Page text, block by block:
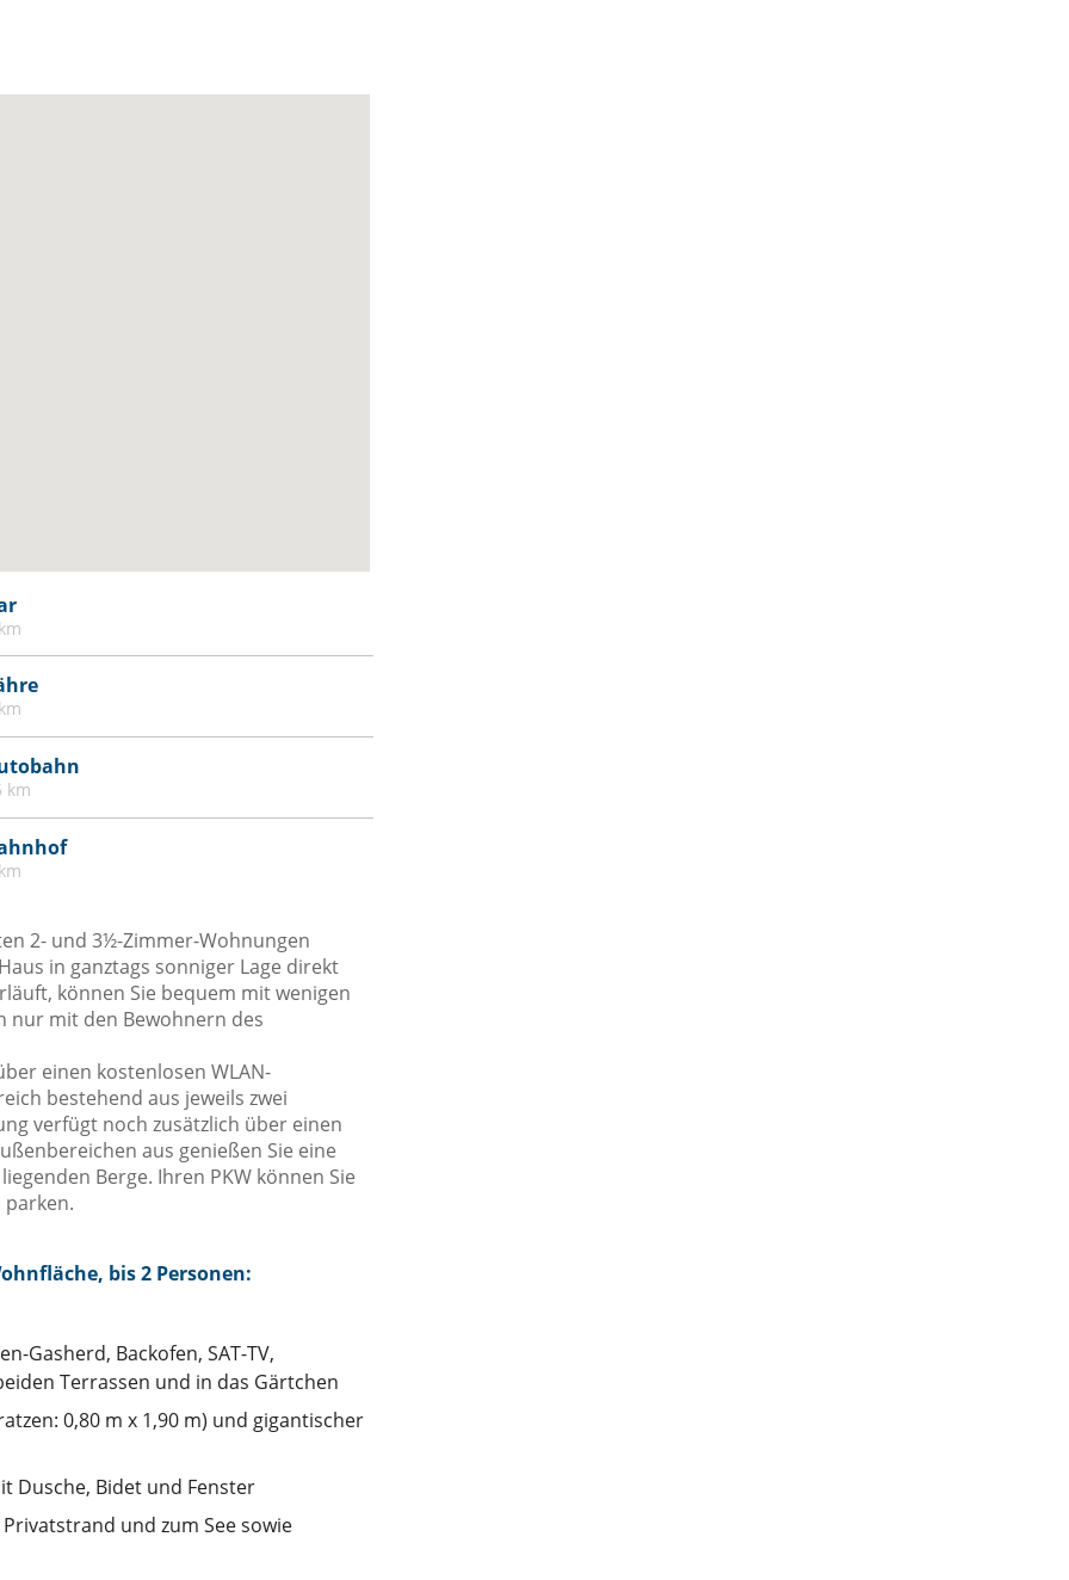
km
2- und 3½-Zimmer-Wohnungen
in ganztags sonniger Lage direkt
können Sie bequem mit wenigen
nur mit den Bewohnern des
einen kostenlosen WLAN-
bestehend aus jeweils zwei
verfügt noch zusätzlich über einen
aus genießen Sie eine
Berge. Ihren PKW können Sie
bis 2 Personen:
Gasherd, Backofen, SAT-TV,
Terrassen und in das Gärtchen
0,80 m x 1,90 m) und gigantischer
Dusche, Bidet und Fenster
und zum See sowie